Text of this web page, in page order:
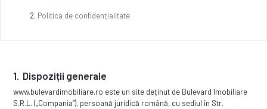
Politica de confidențialitate
Dispoziții generale
www.bulevardimobiliare.ro este un site deținut de Bulevard Imobiliare
S.R.L. („Compania”), persoană juridică română, cu sediul în Str.